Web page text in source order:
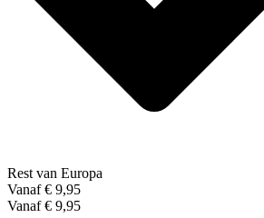
Rest van Europa
Vanaf € 9,95
Vanaf € 9,95